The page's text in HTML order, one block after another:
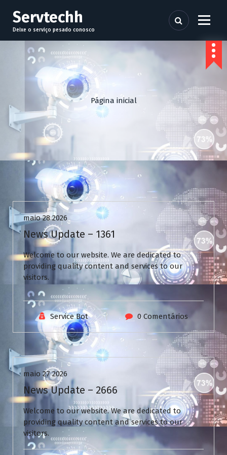
a
e
Servtechh
Deixe o serviço pesado conosco
Página inicial
Uncategorized
maio 28 2026
News Update – 1361
Welcome to our website. We are dedicated to
providing quality content and services to our
visitors.
Service Bot 0 Comentários
Uncategorized
maio 27 2026
News Update – 2666
Welcome to our website. We are dedicated to
providing quality content and services to our
visitors.
V